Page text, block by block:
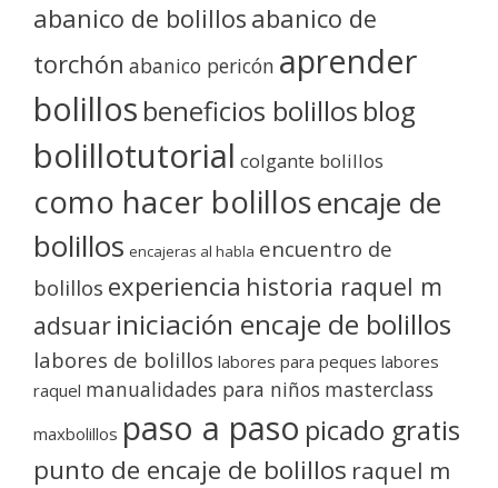
abanico de bolillos abanico de
torchón abanico pericón aprender
bolillos beneficios bolillos blog
bolillotutorial colgante bolillos
como hacer bolillosencaje de
bolillos encajeras al habla encuentro de
bolillos experiencia historia raquel m
adsuar iniciación encaje de bolillos
labores de bolillos labores para peques labores
raquel manualidades para niños masterclass
maxbolillos paso a paso picado gratis
punto de encaje de bolillos raquel m